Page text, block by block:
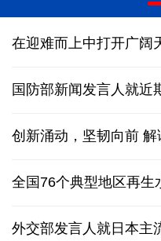
在迎难而上中打开广阔
国防部新闻发言人就近
创新涌动，坚韧向前
全国76个典型地区再生
外交部发言人就日本主